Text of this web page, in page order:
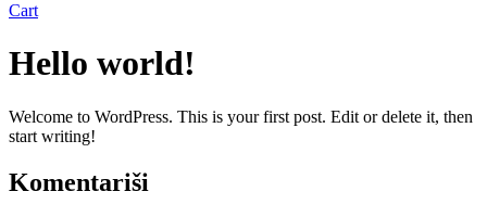
Cart
Hello world!
Welcome to WordPress. This is your first post. Edit or delete it, then
start writing!
Komentariši